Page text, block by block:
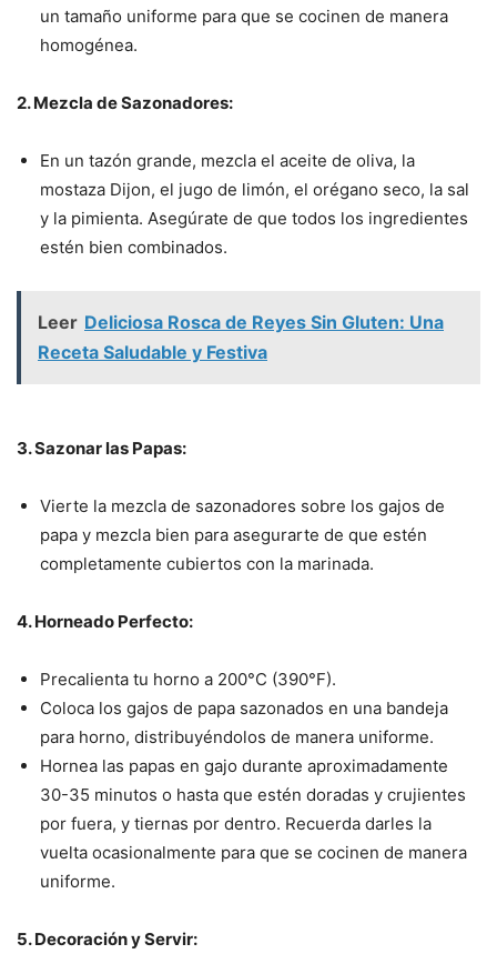
un tamaño uniforme para que se cocinen de manera
homogénea.
2. Mezcla de Sazonadores:
En un tazón grande, mezcla el aceite de oliva, la
mostaza Dijon, el jugo de limón, el orégano seco, la sal
y la pimienta. Asegúrate de que todos los ingredientes
estén bien combinados.
Leer Deliciosa Rosca de Reyes Sin Gluten: Una
Receta Saludable y Festiva
3. Sazonar las Papas:
Vierte la mezcla de sazonadores sobre los gajos de
papa y mezcla bien para asegurarte de que estén
completamente cubiertos con la marinada.
4. Horneado Perfecto:
Precalienta tu horno a 200°C (390°F).
Coloca los gajos de papa sazonados en una bandeja
para horno, distribuyéndolos de manera uniforme.
Hornea las papas en gajo durante aproximadamente
30-35 minutos o hasta que estén doradas y crujientes
por fuera, y tiernas por dentro. Recuerda darles la
vuelta ocasionalmente para que se cocinen de manera
uniforme.
5. Decoración y Servir: